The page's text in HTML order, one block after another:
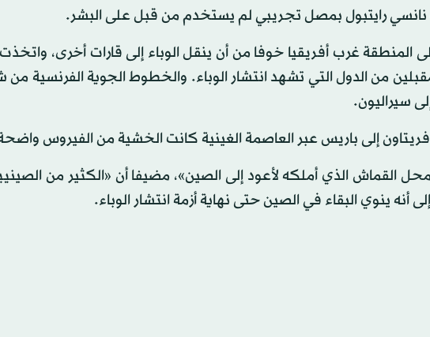
رايتبول بمصل تجريبي لم يستخدم من قبل على البشر.
المنطقة غرب أفريقيا خوفا من أن ينقل الوباء إلى قارات أخرى،
من الدول التي تشهد انتشار الوباء. والخطوط الجوية الفرنسية
سيراليون.
إلى باريس عبر العاصمة الغينية كانت الخشية من الفيروس
«لقد أغلقت محل القماش الذي أملكه لأعود إلى الصين»، مضيفا أن «الكثير من
أنه ينوي البقاء في الصين حتى نهاية أزمة انتشار الوباء.